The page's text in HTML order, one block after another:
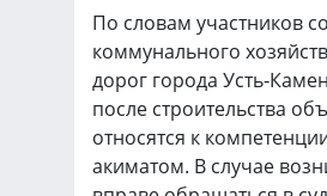
По словам участников
коммунального
дорог города Усть-
после строительства
относятся к
акиматом. В случае